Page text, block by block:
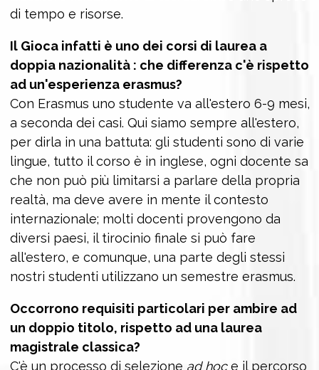
di tempo e risorse.
Il Gioca infatti è uno dei corsi di laurea a
doppia nazionalità : che differenza c'è rispetto
ad un'esperienza erasmus?
Con Erasmus uno studente va all'estero 6-9 mesi,
a seconda dei casi. Qui siamo sempre all'estero,
per dirla in una battuta: gli studenti sono di varie
lingue, tutto il corso è in inglese, ogni docente sa
che non può più limitarsi a parlare della propria
realtà, ma deve avere in mente il contesto
internazionale; molti docenti provengono da
diversi paesi, il tirocinio finale si può fare
all'estero, e comunque, una parte degli stessi
nostri studenti utilizzano un semestre erasmus.
Occorrono requisiti particolari per ambire ad
un doppio titolo, rispetto ad una laurea
magistrale classica?
C'è un processo di selezione ad hoce il percorso